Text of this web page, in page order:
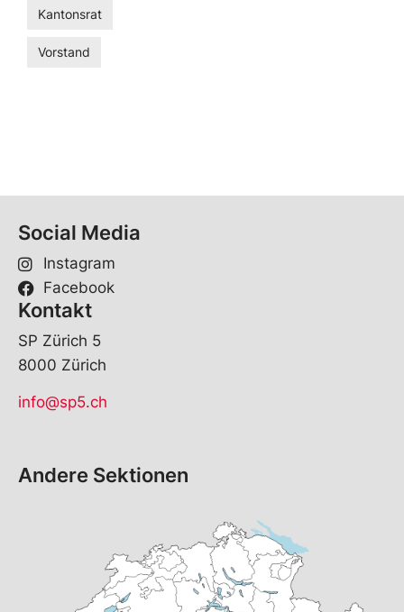
Kantonsrat
Vorstand
Social Media
Instagram
Facebook
Kontakt
SP Zürich 5
8000 Zürich
info@sp5.ch
Andere Sektionen